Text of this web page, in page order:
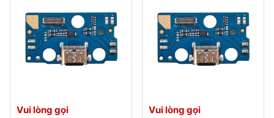
Vui lòng gọi Vui lòng gọi